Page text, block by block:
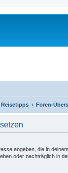
Reisetipps Foren-
angeben, die in
oder nachträglich in